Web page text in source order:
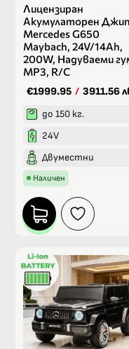
Лицензиран
Акумулаторен Джип
Mercedes G650
Maybach, 24V/14Ah,
200W, Надуваеми
МР3, R/C
€1999.95 / 3911.56
до 150 кг.
24V
Двуместни
Наличен